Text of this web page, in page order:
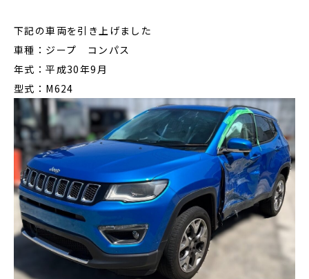
下記の車両を引き上げました
車種：ジープ コンパス
年式：平成30年9月
型式：M624